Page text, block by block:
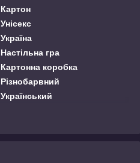
Картон
Унісекс
Україна
Настільна гра
Картонна коробка
Різнобарвний
Український